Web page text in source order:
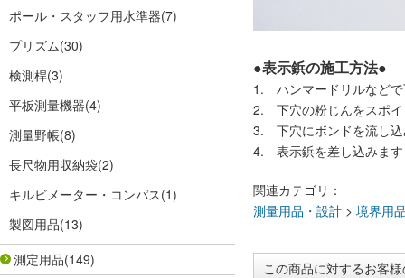
ポール・スタッフ用水準器(7)
プリズム(30)
検測桿(3)
平板測量機器(4)
測量野帳(8)
長尺物用収納袋(2)
キルビメーター・コンパス(1)
製図用品(13)
測定用品(149)
●表示鋲の施工方法●
1. ハンマードリルなどで
2. 下穴の粉じんをスポイ
3. 下穴にボンドを流し込
4. 表示鋲を差し込みます
関連カテゴリ：
測量用品・設計 > 境界用
この商品に対するお客